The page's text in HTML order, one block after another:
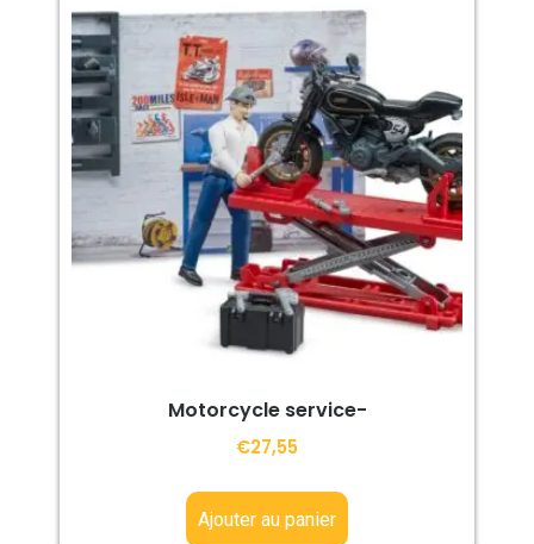
Motorcycle service-
€27,55
Ajouter au panier